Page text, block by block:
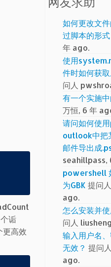
诟
高效
如何更改文
过脚本的形式
年 ago.
使用
件时如何获
问人
有一个实施
万恒, 6 年
请问如何使
outlook中把
邮件导出成
seahillpass,
powershell
为GBK 提问
ago.
怎么安装并
问人
输入用户名
无效？ 提问
ago.